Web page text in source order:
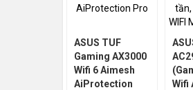
ASUS TUF
Gaming AX3000
Wifi 6 Aimesh
AiProtection
Wifi